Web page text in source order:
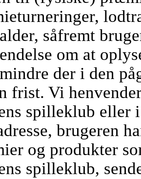
såfremt
om at
der i den
frist. Vi
spilleklub
brugeren
og produkter
spilleklub,